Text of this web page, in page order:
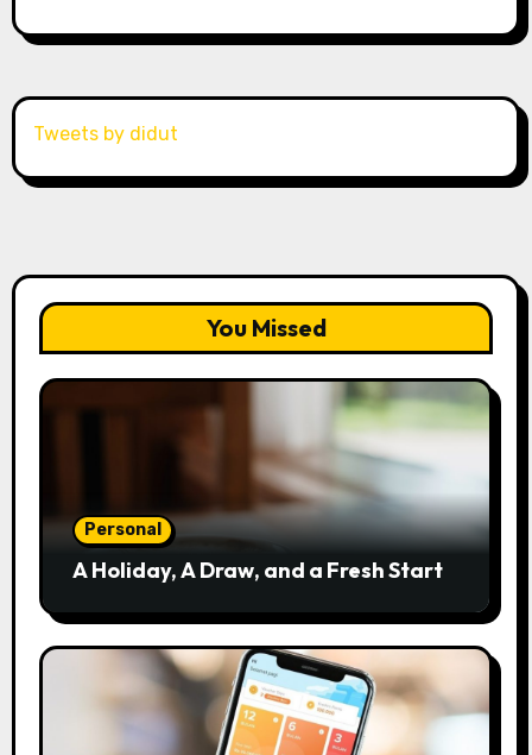
Tweets by didut
You Missed
Personal
A Holiday, A Draw, and a Fresh Start